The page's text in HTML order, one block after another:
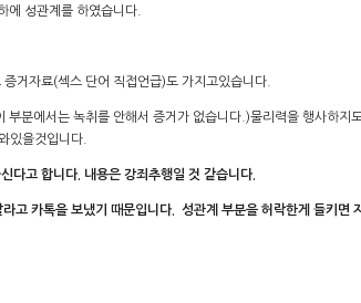
에 성관계를 하였습니다.
거자료(섹스 단어 직접언급)도 가지고있습니다.
분에서는 녹취를 안해서 증거가 없습니다.)물리력을 행사하
있을것입니다.
다고 합니다. 내용은 강죄추행일 것 같습니다.
고 카톡을 보냈기 때문입니다. 성관계 부분을 허락한게 들키면